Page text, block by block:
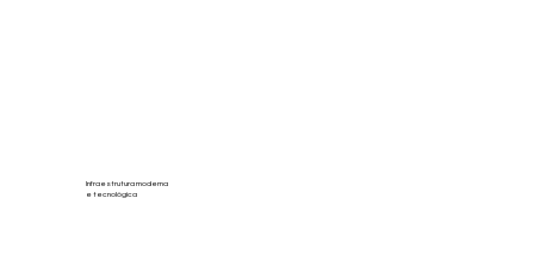
Infraestrutura moderna
e tecnológica